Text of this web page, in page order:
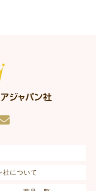
社について